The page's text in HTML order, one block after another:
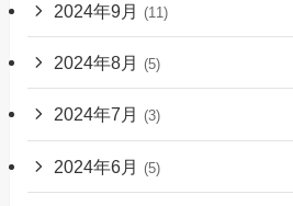
2024年9月 (11)
2024年8月 (5)
2024年7月 (3)
2024年6月 (5)